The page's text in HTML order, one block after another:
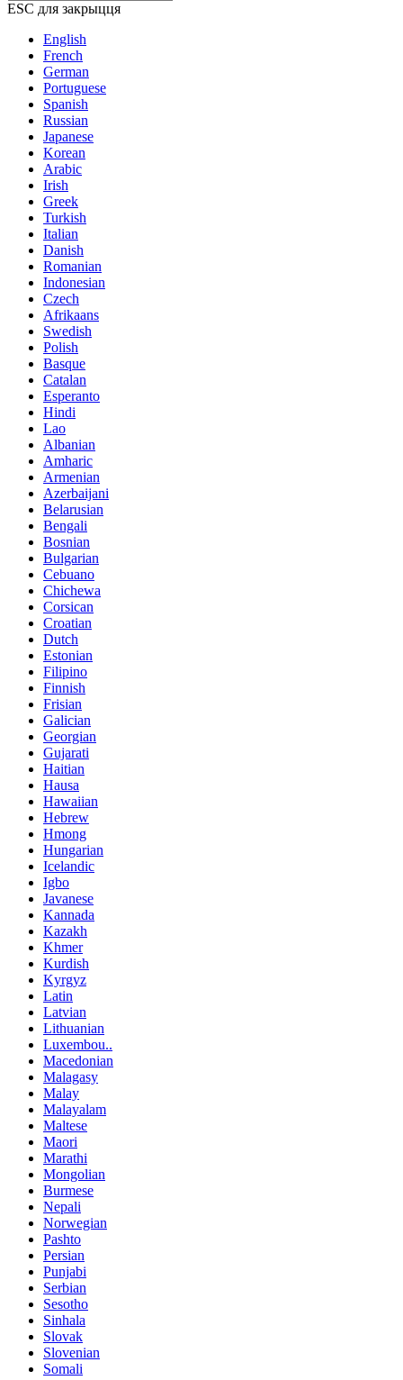
ESC для закрыцця
English
French
German
Portuguese
Spanish
Russian
Japanese
Korean
Arabic
Irish
Greek
Turkish
Italian
Danish
Romanian
Indonesian
Czech
Afrikaans
Swedish
Polish
Basque
Catalan
Esperanto
Hindi
Lao
Albanian
Amharic
Armenian
Azerbaijani
Belarusian
Bengali
Bosnian
Bulgarian
Cebuano
Chichewa
Corsican
Croatian
Dutch
Estonian
Filipino
Finnish
Frisian
Galician
Georgian
Gujarati
Haitian
Hausa
Hawaiian
Hebrew
Hmong
Hungarian
Icelandic
Igbo
Javanese
Kannada
Kazakh
Khmer
Kurdish
Kyrgyz
Latin
Latvian
Lithuanian
Luxembou..
Macedonian
Malagasy
Malay
Malayalam
Maltese
Maori
Marathi
Mongolian
Burmese
Nepali
Norwegian
Pashto
Persian
Punjabi
Serbian
Sesotho
Sinhala
Slovak
Slovenian
Somali